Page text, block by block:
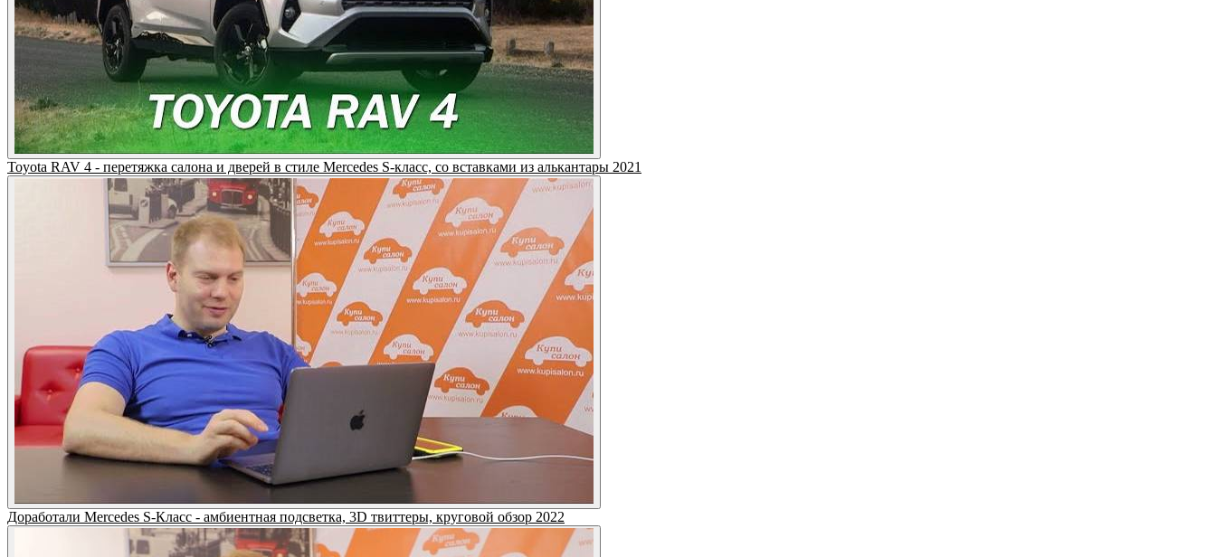
Toyota RAV 4 - перетяжка салона и дверей в стиле Mercedes S-класс, со вставками из алькантары 2021
Доработали Mercedes S-Класс - амбиентная подсветка, 3D твиттеры, круговой обзор 2022